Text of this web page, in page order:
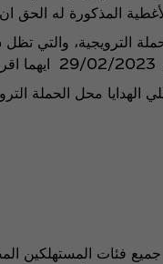
المذكورة له الحق
الترويجية، والتي
الهدايا محل الحملة
فئات المستهلكين